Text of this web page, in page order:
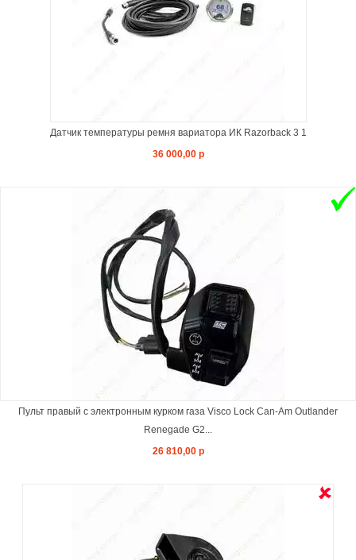
Датчик температуры ремня вариатора ИК Razorback 3 1
36 000,00 р
Пульт правый с электронным курком газа Visco Lock Can-Am Outlander
Renegade G2...
26 810,00 р